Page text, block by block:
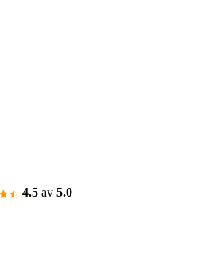
4.5 av 5.0